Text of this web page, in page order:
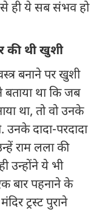
ही ये सब संभव हो
की थी खुशी
बनाने पर खुशी
था कि जब
था, तो वो उनके
दादा-परदादा
राम लला की
उन्होंने ये भी
बार पहनाने के
ट्रस्ट पुराने